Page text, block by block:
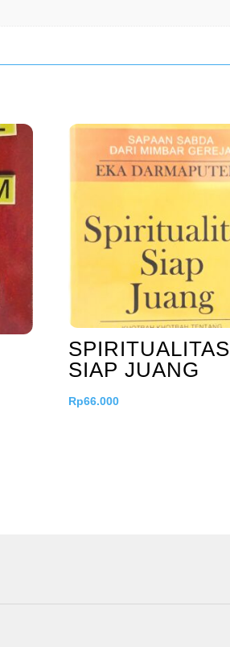
SPIRITUALITAS
SIAP JUANG
Rp66.000